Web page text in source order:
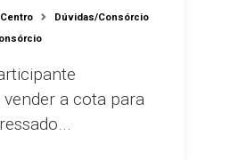
Dúvidas/Consórcio
a cota para